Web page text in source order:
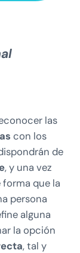
las
con los
de
, y una vez
forma que la
persona
alguna
la opción
, tal y